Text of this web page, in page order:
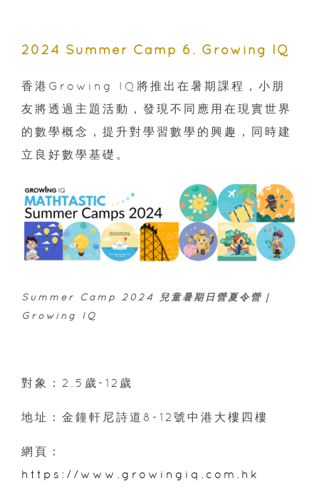
2024 Summer Camp 6. Growing IQ
香港Growing IQ將推出在暑期課程，小朋
友將透過主題活動，發現不同應用在現實世界
的數學概念，提升對學習數學的興趣，同時建
立良好數學基礎。
Summer Camp 2024 兒童暑期日營夏令營｜
Growing IQ
對象：2.5歲-12歲
地址：金鐘軒尼詩道8-12號中港大樓四樓
網頁：
https://www.growingiq.com.hk